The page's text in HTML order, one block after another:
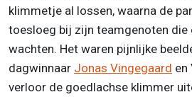
klimmetje al lossen, waarna de
toesloeg bij zijn teamgenoten die
wachten. Het waren pijnlijke
dagwinnaar Jonas Vingegaard en
verloor de goedlachse klimmer